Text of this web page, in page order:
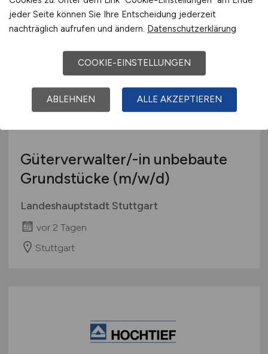
Dorsten, Oberhausen, Hagen
Güterverwalter/-in unbebaute
Grundstücke (m/w/d)
Landeshauptstadt Stuttgart
vor 2 Tagen
Stuttgart
jeder Seite können Sie Ihre Entscheidung jederzeit
nachträglich aufrufen und ändern. Datenschutzerklärung
COOKIE-EINSTELLUNGEN
ABLEHNEN ALLE AKZEPTIEREN